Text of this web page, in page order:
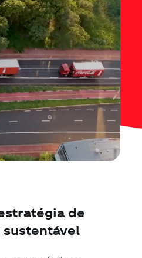
de
sustentável